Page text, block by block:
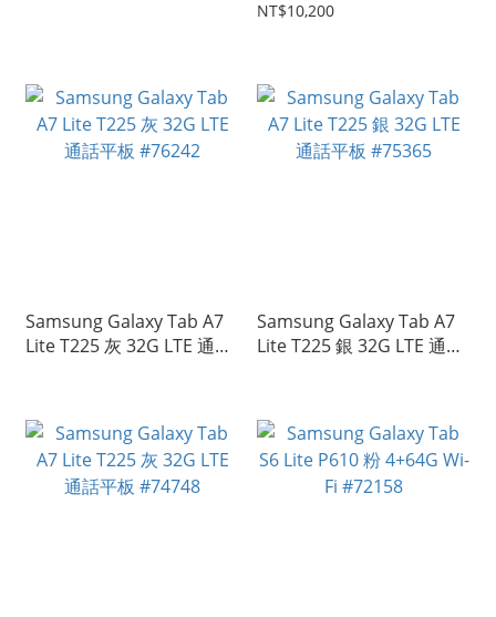
平板 #76930
NT$10,200
Samsung Galaxy Tab A7
Lite T225 灰 32G LTE 通話
Samsung Galaxy Tab A7
Lite T225 銀 32G LTE 通話